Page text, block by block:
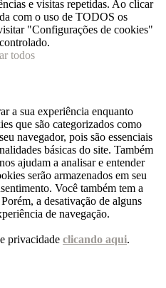
e visitas repetidas. Ao clicar
com o uso de TODOS os
"Configurações de cookies"
todos
a sua experiência enquanto
que são categorizados como
navegador, pois são essenciais
básicas do site. Também
ajudam a analisar e entender
serão armazenados em seu
Você também tem a
a desativação de alguns
de navegação.
privacidade clicando aqui.